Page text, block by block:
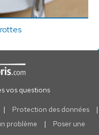
vos questions
| Protection des données
|
problème |
Poser une